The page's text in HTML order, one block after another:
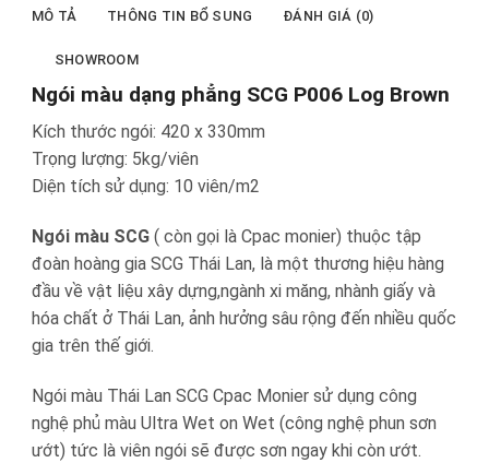
MÔ TẢ THÔNG TIN BỔ SUNG ĐÁNH GIÁ (0)
SHOWROOM
Ngói màu dạng phẳng SCG P006 Log Brown
Kích thước ngói: 420 x 330mm
Trọng lượng: 5kg/viên
Diện tích sử dụng: 10 viên/m2
Ngói màu SCG ( còn gọi là Cpac monier) thuộc tập
đoàn hoàng gia SCG Thái Lan, là một thương hiệu hàng
đầu về vật liệu xây dựng,ngành xi măng, nhành giấy và
hóa chất ở Thái Lan, ảnh hưởng sâu rộng đến nhiều quốc
gia trên thế giới.
Ngói màu Thái Lan SCG Cpac Monier sử dụng công
nghệ phủ màu Ultra Wet on Wet (công nghệ phun sơn
ướt) tức là viên ngói sẽ được sơn ngay khi còn ướt.